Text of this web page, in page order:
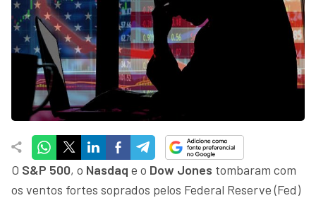
O S&P 500, o Nasdaq e o Dow Jones tombaram com
os ventos fortes soprados pelos Federal Reserve (Fed)